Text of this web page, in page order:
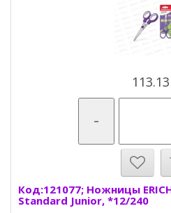
-
Код:121077; Ножницы
Standard Junior, *12/240